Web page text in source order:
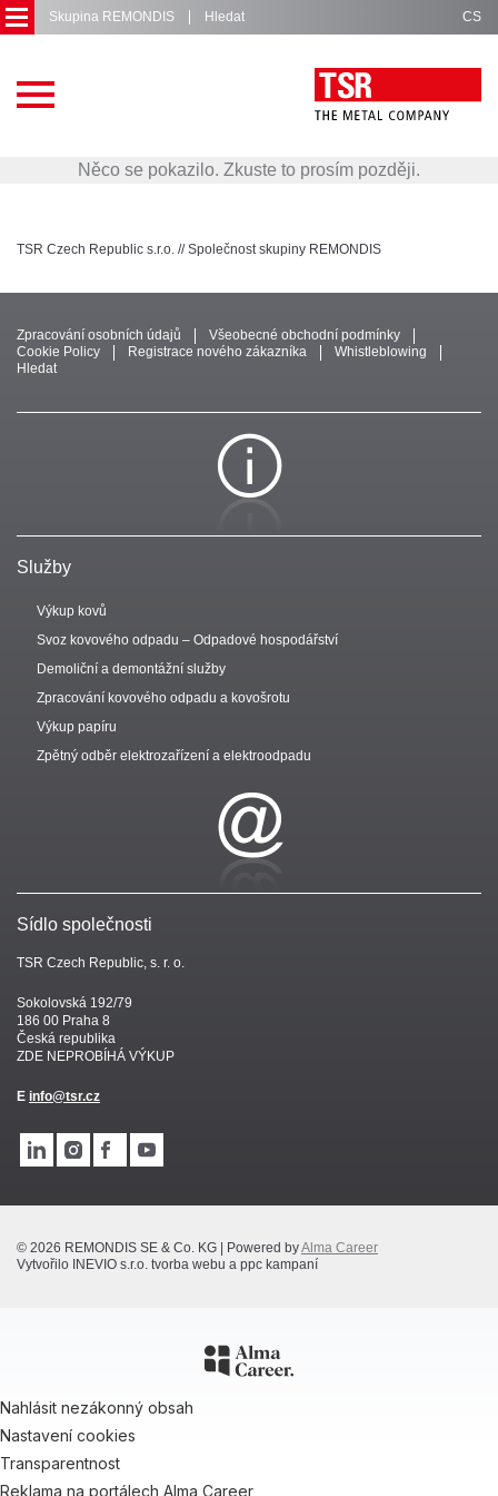
Skupina REMONDIS Hledat CS
Hlavní
stránka
nás
Certifikace
členství
Ke
Něco se pokazilo. Zkuste to prosím později.
TSR Czech Republic s.r.o. // Společnost skupiny REMONDIS
Zpracování osobních údajů
Všeobecné obchodní podmínky
Cookie Policy
Registrace nového zákazníka
Whistleblowing
Hledat
Služby
Výkup kovů
Svoz kovového odpadu – Odpadové hospodářství
Demoliční a demontážní služby
Zpracování kovového odpadu a kovošrotu
Výkup papíru
Zpětný odběr elektrozařízení a elektroodpadu
Sídlo společnosti
TSR Czech Republic, s. r. o.
Sokolovská 192/79
186 00 Praha 8
Česká republika
ZDE NEPROBÍHÁ VÝKUP
E info@tsr.cz
© 2026 REMONDIS SE & Co. KG | Powered byAlma Career
Vytvořilo INEVIO s.r.o. tvorba webu a ppc kampaní
Nahlásit nezákonný obsah
Nastavení cookies
Transparentnost
Reklama na portálech Alma Career